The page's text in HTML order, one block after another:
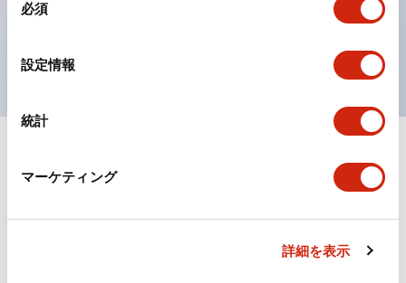
必須
設定情報
統計
マーケティング
詳細を表示
ISO 3864-4安全色に対応。危険時や緊急事態時の色表
現がより明確・鮮明で、より多くの方が識別可能に。
すべて展開+